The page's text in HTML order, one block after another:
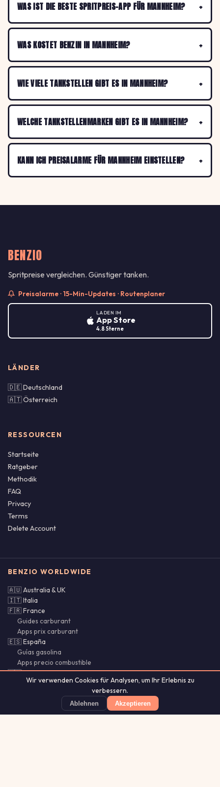
WAS IST DIE BESTE SPRITPREIS-APP FÜR MANNHEIM?
WAS KOSTET BENZIN IN MANNHEIM?
WIE VIELE TANKSTELLEN GIBT ES IN MANNHEIM?
WELCHE TANKSTELLENMARKEN GIBT ES IN MANNHEIM?
KANN ICH PREISALARME FÜR MANNHEIM EINSTELLEN?
BENZIO
Spritpreise vergleichen. Günstiger tanken.
Preisalarme · 15-Min-Updates · Routenplaner
LADEN IM
App Store
4.8 Sterne
LÄNDER
🇩🇪 Deutschland
🇦🇹 Österreich
RESSOURCEN
Startseite
Ratgeber
Methodik
FAQ
Privacy
Terms
Delete Account
BENZIO WORLDWIDE
🇦🇺 Australia & UK
🇮🇹 Italia
🇫🇷 France
Guides carburant
Apps prix carburant
🇪🇸 España
Guías gasolina
Apps precio combustible
🇵🇹 Portugal & Brasil
🌍 SI · CY · LU · MX · CL
Guías Chile
Wir verwenden Cookies für Analysen, um Ihr Erlebnis zu
verbessern.
Ablehnen Akzeptieren